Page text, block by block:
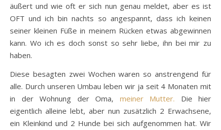
äußert und wie oft er sich nun genau meldet, aber es ist
OFT und ich bin nachts so angespannt, dass ich keinen
seiner kleinen Füße in meinem Rücken etwas abgewinnen
kann. Wo ich es doch sonst so sehr liebe, ihn bei mir zu
haben.
Diese besagten zwei Wochen waren so anstrengend für
alle. Durch unseren Umbau leben wir ja seit 4 Monaten mit
in der Wohnung der Oma, meiner Mutter. Die hier
eigentlich alleine lebt, aber nun zusätzlich 2 Erwachsene,
ein Kleinkind und 2 Hunde bei sich aufgenommen hat. Wir